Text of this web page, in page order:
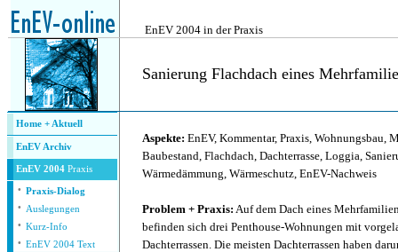
EnEV 2004 in der Praxis
Sanierung Flachdach eines
Home + Aktuell
EnEV Archiv
EnEV 2004 Praxis
· Praxis-Dialog
· Auslegungen
· Kurz-Info
· EnEV 2004 Text
Aspekte: EnEV, Kommentar, Praxis, Wohnungsbau,
Baubestand, Flachdach, Dachterrasse, Loggia,
Wärmedämmung, Wärmeschutz, EnEV-Nachweis
Problem + Praxis: Auf dem Dach eines
befinden sich drei Penthouse-Wohnungen mit
Dachterrassen. Die meisten Dachterrassen haben